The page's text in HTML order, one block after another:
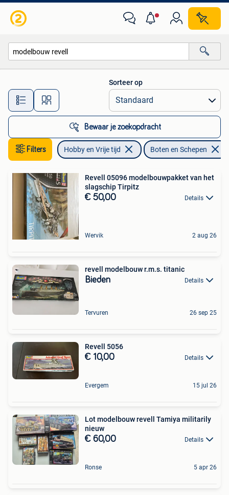
Alle afstanden…
Sorteer op
Bewaar je zoekopdracht
Filters Hobby en Vrije tijd Boten en Schepen
Revell 05096 modelbouwpakket van het
slagschip Tirpitz
€ 50,00 Details
Wervik 2 aug 26
revell modelbouw r.m.s. titanic
Bieden Details
Tervuren 26 sep 25
Revell 5056
€ 10,00 Details
Evergem 15 jul 26
Lot modelbouw revell Tamiya militarily
nieuw
€ 60,00 Details
Ronse 5 apr 26